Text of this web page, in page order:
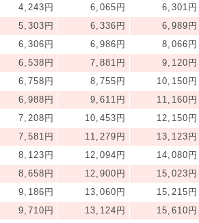
4,243円 6,065円 6,301円
5,303円 6,336円 6,989円
6,306円 6,986円 8,066円
6,538円 7,881円 9,120円
6,758円 8,755円 10,150円
6,988円 9,611円 11,160円
7,208円 10,453円 12,150円
7,581円 11,279円 13,123円
8,123円 12,094円 14,080円
8,658円 12,900円 15,023円
9,186円 13,060円 15,215円
9,710円 13,124円 15,610円